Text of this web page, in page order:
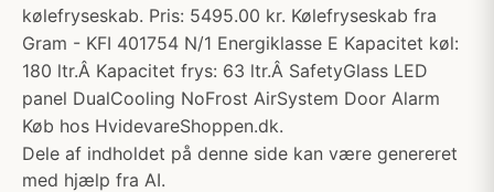
kølefryseskab. Pris: 5495.00 kr. Kølefryseskab fra
Gram - KFI 401754 N/1 Energiklasse E Kapacitet køl:
180 ltr.Â Kapacitet frys: 63 ltr.Â SafetyGlass LED
panel DualCooling NoFrost AirSystem Door Alarm
Køb hos HvidevareShoppen.dk.
Dele af indholdet på denne side kan være genereret
med hjælp fra AI.